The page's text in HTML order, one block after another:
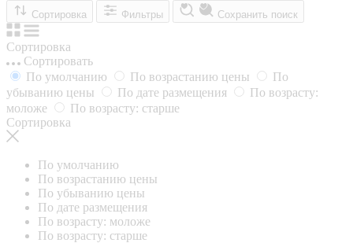
Сортировка Фильтры Сохранить поиск
Сортировка
Сортировать
По умолчанию
По возрастанию цены
По
убыванию цены
По дате размещения
По возрасту:
моложе
По возрасту: старше
Сортировка
По умолчанию
По возрастанию цены
По убыванию цены
По дате размещения
По возрасту: моложе
По возрасту: старше